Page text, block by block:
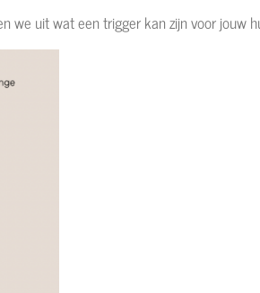
we uit wat een trigger kan zijn voor jouw